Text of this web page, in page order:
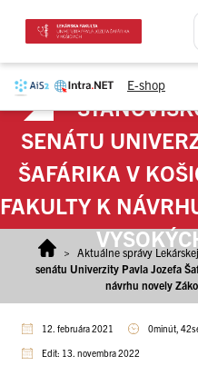
E-shop
SENÁTU
ŠAFÁRIKA V
FAKULTY K
> Aktuálne správy
senátu Univerzity Pavla Jozefa
návrhu novely
12. februára 2021 0minút,
Edit: 13. novembra 2022